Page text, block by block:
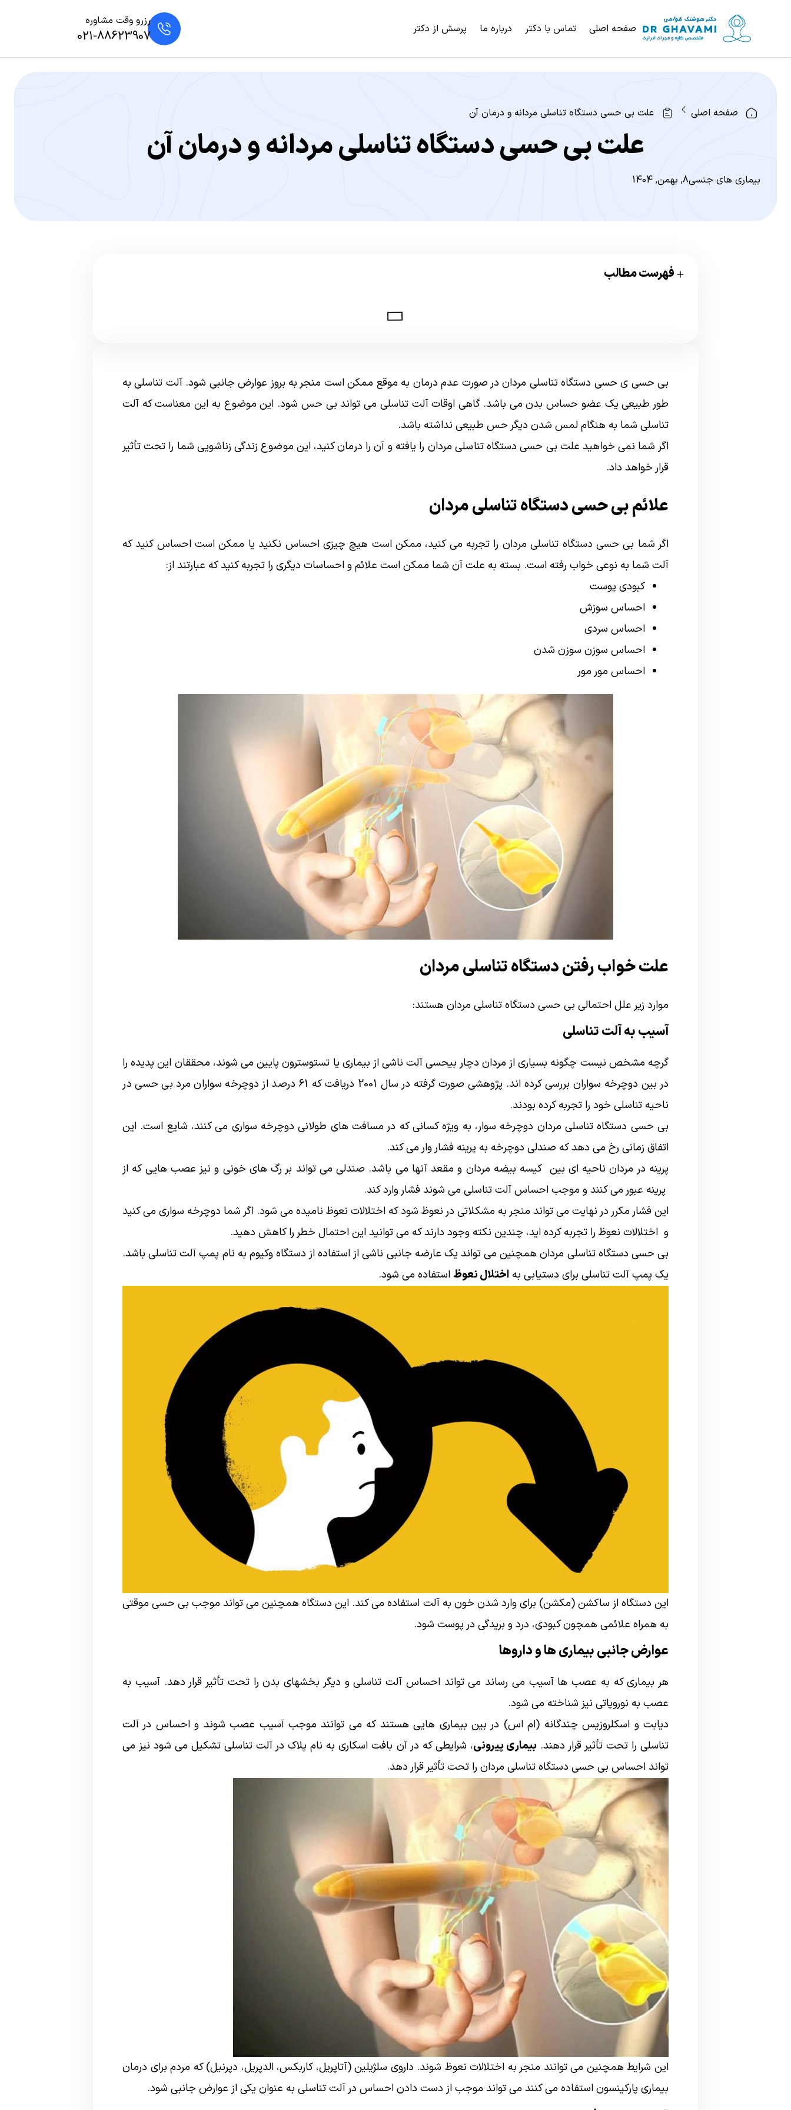
صفحه اصلی تماس با دکتر درباره ما پرسش از دکتر
رزرو وقت مشاوره
021-88623907
صفحه اصلی علت بی حسی دستگاه تناسلی مردانه و درمان آن
علت بی حسی دستگاه تناسلی مردانه و درمان آن
بیماری های جنسی8, بهمن, 1404
فهرست مطالب
بی حسی ی حسی دستگاه تناسلی مردان در صورت عدم درمان به موقع ممکن است منجر به بروز عوارض جانبی شود. آلت تناسلی به
طور طبیعی یک عضو حساس بدن می باشد. گاهی اوقات آلت تناسلی می تواند بی حس شود. این موضوع به این معناست که آلت
تناسلی شما به هنگام لمس شدن دیگر حس طبیعی نداشته باشد.
اگر شما نمی خواهید علت بی حسی دستگاه تناسلی مردان را یافته و آن را درمان کنید، این موضوع زندگی زناشویی شما را تحت تأثیر
قرار خواهد داد.
علائم بی حسی دستگاه تناسلی مردان
اگر شما بی حسی دستگاه تناسلی مردان را تجربه می کنید، ممکن است هیچ چیزی احساس نکنید یا ممکن است احساس کنید که
آلت شما به نوعی خواب رفته است. بسته به علت آن شما ممکن است علائم و احساسات دیگری را تجربه کنید که عبارتند از:
کبودی پوست
احساس سوزش
احساس سردی
احساس سوزن سوزن شدن
احساس مور مور
علت خواب رفتن دستگاه تناسلی مردان
موارد زیر علل احتمالی بی حسی دستگاه تناسلی مردان هستند:
آسیب به آلت تناسلی
گرچه مشخص نیست چگونه بسیاری از مردان دچار بیحسی آلت ناشی از بیماری یا تستوسترون پایین می شوند، محققان این پدیده را
در بین دوچرخه سواران بررسی کرده اند. پژوهشی صورت گرفته در سال 2001 دریافت که 61 درصد از دوچرخه سواران مرد بی حسی در
ناحیه تناسلی خود را تجربه کرده بودند.
بی حسی دستگاه تناسلی مردان دوچرخه سوار، به ویژه کسانی که در مسافت های طولانی دوچرخه سواری می کنند، شایع است. این
اتفاق زمانی رخ می دهد که صندلی دوچرخه به پرینه فشار وار می کند.
پرینه در مردان ناحیه ای بین کیسه بیضه مردان و مقعد آنها می باشد. صندلی می تواند بر رگ های خونی و نیز عصب هایی که از
پرینه عبور می کنند و موجب احساس آلت تناسلی می شوند فشار وارد کند.
این فشار مکرر در نهایت می تواند منجر به مشکلاتی در نعوظ شود که اختلالات نعوظ نامیده می شود. اگر شما دوچرخه سواری می کنید
و اختلالات نعوظ را تجربه کرده اید، چندین نکته وجود دارند که می توانید این احتمال خطر را کاهش دهید.
بی حسی دستگاه تناسلی مردان همچنین می تواند یک عارضه جانبی ناشی از استفاده از دستگاه وکیوم به نام پمپ آلت تناسلی باشد.
یک پمپ آلت تناسلی برای دستیابی به اختلال نعوظ استفاده می شود.
این دستگاه از ساکشن (مکشن) برای وارد شدن خون به آلت استفاده می کند. این دستگاه همچنین می تواند موجب بی حسی موقتی
به همراه علائمی همچون کبودی، درد و بریدگی در پوست شود.
عوارض جانبی بیماری ها و داروها
هر بیماری که به عصب ها آسیب می رساند می تواند احساس آلت تناسلی و دیگر بخشهای بدن را تحت تأثیر قرار دهد. آسیب به
عصب به نوروپاتی نیز شناخته می شود.
دیابت و اسکلروزیس چندگانه (ام اس) در بین بیماری هایی هستند که می توانند موجب آسیب عصب شوند و احساس در آلت
تناسلی را تحت تأثیر قرار دهند.بیماری پیرونی، شرایطی که در آن بافت اسکاری به نام پلاک در آلت تناسلی تشکیل می شود نیز می
تواند احساس بی حسی دستگاه تناسلی مردان را تحت تأثیر قرار دهد.
این شرایط همچنین می توانند منجر به اختلالات نعوظ شوند. داروی سلژیلین (آتاپریل، کاربکس، الدپریل، دپرنیل) که مردم برای درمان
بیماری پارکینسون استفاده می کنند می تواند موجب از دست دادن احساس در آلت تناسلی به عنوان یکی از عوارض جانبی شود.